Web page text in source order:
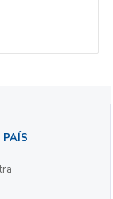
PAÍS